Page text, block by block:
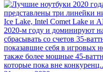
представлены три линейки
Ice Lake, Intel Comet Lake и
2020-м году и доминируют
сбрасывать со счетов 35-
показавшие себя в игровых
также более мощные 45-
которые пока вне